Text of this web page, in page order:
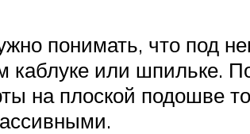
понимать, что под
или шпильке.
на плоской подошве